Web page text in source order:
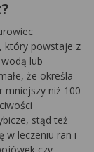
który powstaje z
lub
że określa
mniejszy niż 100
stąd też
w leczeniu ran i